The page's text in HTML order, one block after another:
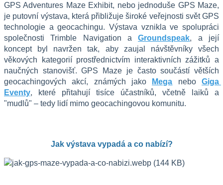
GPS Adventures Maze Exhibit, nebo jednoduše GPS Maze,
je putovní výstava, která přibližuje široké veřejnosti svět GPS
technologie a geocachingu. Výstava vznikla ve spolupráci
společnosti Trimble Navigation a Groundspeak, a její
koncept byl navržen tak, aby zaujal návštěvníky všech
věkových kategorií prostřednictvím interaktivních zážitků a
naučných stanovišť. GPS Maze je často součástí větších
geocachingových akcí, známých jako
Mega nebo Giga
Eventy, které přitahují tisíce účastníků, včetně laiků a
"mudlů" – tedy lidí mimo geocachingovou komunitu.
Jak výstava vypadá a co nabízí?